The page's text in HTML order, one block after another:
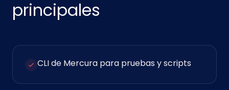
principales
CLI de Mercura para pruebas y scripts